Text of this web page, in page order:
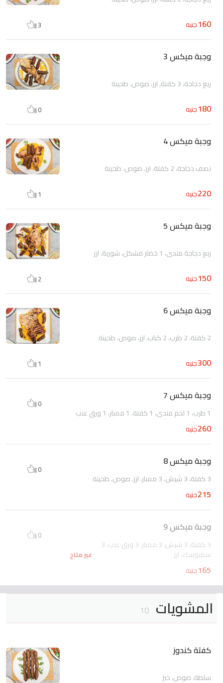
160جنيه 3
وجبة ميكس 3
ربع دجاجة، 3 كفتة، ارز، صوص، طحينة
180جنيه 0
وجبة ميكس 4
نصف دجاجة، 2 كفتة، ارز، صوص، طحينة
220جنيه 1
وجبة ميكس 5
ربع دجاجة مندي، 1 خضار مشكل، شوربة، ارز
150جنيه 2
وجبة ميكس 6
2 كفتة، 2 طرب، 2 كباب، ارز، صوص، طحينة
300جنيه 1
وجبة ميكس 7
1 طرب، 1 لحم مندي، 1 كفتة، 1 ممبار، 1 ورق عنب
260جنيه
0
وجبة ميكس 8
3 كفتة، 3 شيش، 3 ممبار، ارز، صوص، طحينة
215جنيه
0
وجبة ميكس 9
3 كفتة، 3 شيش، 3 ممبار، 3 ورق عنب، 3
سمبوسك، ارز غير متاح
165جنيه
0
المشويات 10
كفتة كندوز
سلطة، صوص، خبز